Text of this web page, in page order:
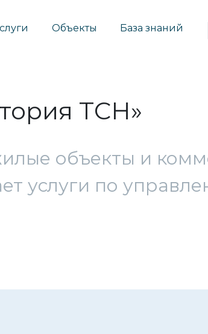
Объекты База знаний
ТСН»
объекты и
услуги по